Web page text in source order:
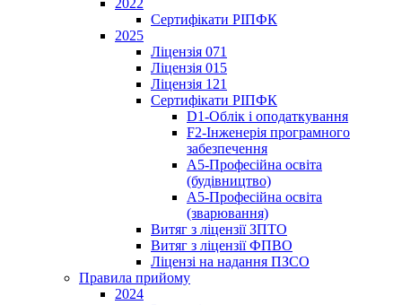
2022
Сертифікати РІПФК
2025
Ліцензія 071
Ліцензія 015
Ліцензія 121
Сертифікати РІПФК
D1-Oблік і оподаткування
F2-Інженерія програмного
забезпечення
A5-Професійна освіта
(будівництво)
A5-Професійна освіта
(зварювання)
Витяг з ліцензії ЗПТО
Витяг з ліцензії ФПВО
Ліцензі на надання ПЗСО
Правила прийому
2024